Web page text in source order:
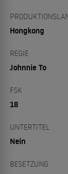
Hongkong
REGIE
Johnnie To
FSK
18
UNTERTITEL
Nein
BESETZUNG